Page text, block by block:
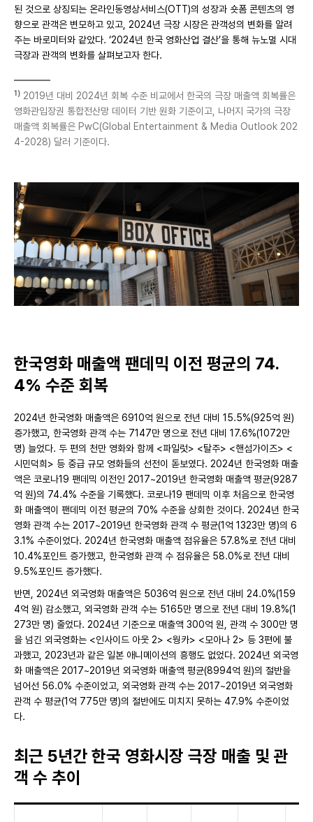
된 것으로 상징되는 온라인동영상서비스(OTT)의 성장과 숏폼 콘텐츠의 영
향으로 관객은 변모하고 있고, 2024년 극장 시장은 관객성의 변화를 알려
주는 바로미터와 같았다. ‘2024년 한국 영화산업 결산’을 통해 뉴노멀 시대
극장과 관객의 변화를 살펴보고자 한다.
1) 2019년 대비 2024년 회복 수준 비교에서 한국의 극장 매출액 회복률은
영화관입장권 통합전산망 데이터 기반 원화 기준이고, 나머지 국가의 극장
매출액 회복률은 PwC(Global Entertainment & Media Outlook 202
4-2028) 달러 기준이다.
한국영화 매출액 팬데믹 이전 평균의 74.
4% 수준 회복
2024년 한국영화 매출액은 6910억 원으로 전년 대비 15.5%(925억 원)
증가했고, 한국영화 관객 수는 7147만 명으로 전년 대비 17.6%(1072만
명) 늘었다. 두 편의 천만 영화와 함께 <파일럿> <탈주> <핸섬가이즈> <
시민덕희> 등 중급 규모 영화들의 선전이 돋보였다. 2024년 한국영화 매출
액은 코로나19 팬데믹 이전인 2017~2019년 한국영화 매출액 평균(9287
억 원)의 74.4% 수준을 기록했다. 코로나19 팬데믹 이후 처음으로 한국영
화 매출액이 팬데믹 이전 평균의 70% 수준을 상회한 것이다. 2024년 한국
영화 관객 수는 2017~2019년 한국영화 관객 수 평균(1억 1323만 명)의 6
3.1% 수준이었다. 2024년 한국영화 매출액 점유율은 57.8%로 전년 대비
10.4%포인트 증가했고, 한국영화 관객 수 점유율은 58.0%로 전년 대비
9.5%포인트 증가했다.
반면, 2024년 외국영화 매출액은 5036억 원으로 전년 대비 24.0%(159
4억 원) 감소했고, 외국영화 관객 수는 5165만 명으로 전년 대비 19.8%(1
273만 명) 줄었다. 2024년 기준으로 매출액 300억 원, 관객 수 300만 명
을 넘긴 외국영화는 <인사이드 아웃 2> <웡카> <모아나 2> 등 3편에 불
과했고, 2023년과 같은 일본 애니메이션의 흥행도 없었다. 2024년 외국영
화 매출액은 2017~2019년 외국영화 매출액 평균(8994억 원)의 절반을
넘어선 56.0% 수준이었고, 외국영화 관객 수는 2017~2019년 외국영화
관객 수 평균(1억 775만 명)의 절반에도 미치지 못하는 47.9% 수준이었
다.
최근 5년간 한국 영화시장 극장 매출 및 관
객 수 추이